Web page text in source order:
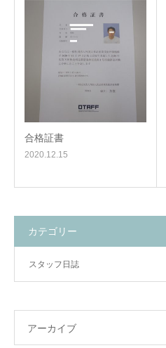
合格証書
2020.12.15
カテゴリー
スタッフ日誌
アーカイブ